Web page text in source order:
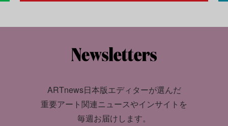
ARTnews日本版エディターが選んだ
重要アート関連ニュースやインサイトを
毎週お届けします。